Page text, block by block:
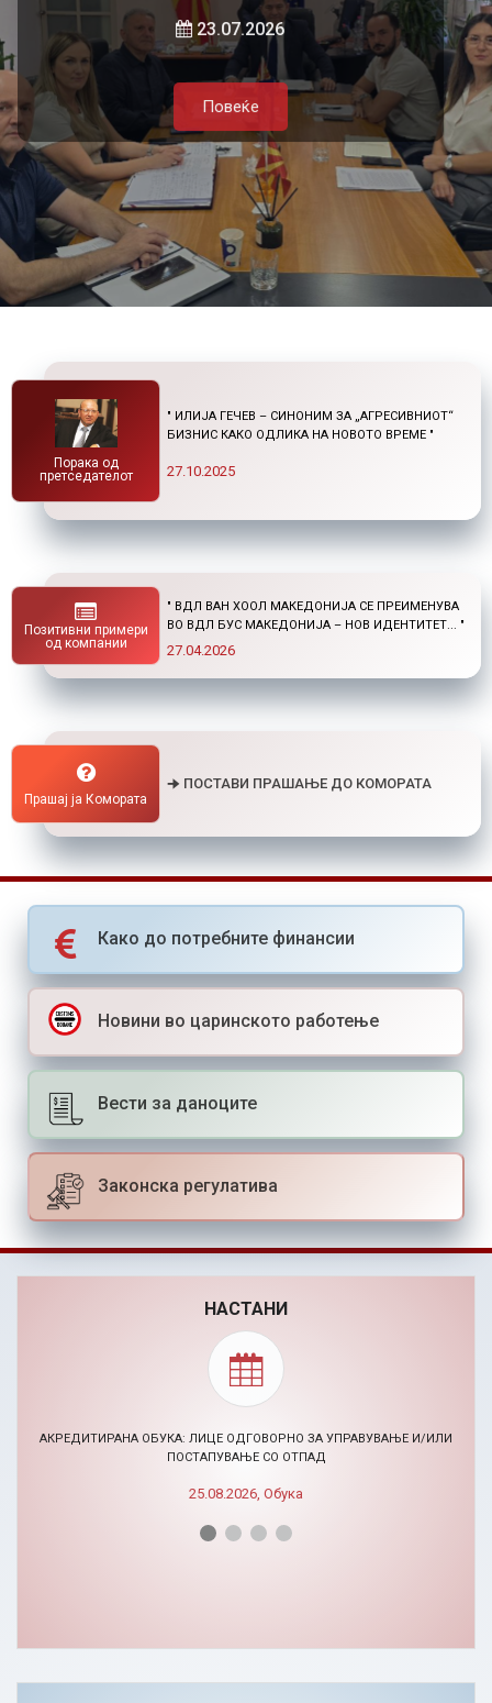
локалната самоуправа и приватниот
сектор
05.08.2026
Повеќе
23.07.2026
Повеќе
и нетарифните бариери
21.07.2026
Повеќе
Порака од
претседателот
" ИЛИЈА ГЕЧЕВ – СИНОНИМ ЗА „АГРЕСИВНИОТ“
БИЗНИС КАКО ОДЛИКА НА НОВОТО ВРЕМЕ "
27.10.2025
Позитивни примери
од компании
ПОСТДИПЛОМСКИ СТУДИИ ДОМА И ВО
СТРАНСТВО "
01.04.2026
Прашај ја Комората
🠊 ПОСТАВИ ПРАШАЊЕ ДО КОМОРАТА
Како до потребните финансии
Новини во царинското работење
Вести за даноците
Законска регулатива
НАСТАНИ
АКРЕДИТИРАНА ОБУКА: ЛИЦЕ ОДГОВОРНО ЗА УПРАВУВАЊЕ И/ИЛИ
ПОСТАПУВАЊЕ СО ОТПАД
25.08.2026, Обука